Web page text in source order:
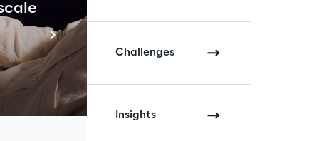
Challenges
Insights
aumenta
volumi dati
ma
velocemente, in